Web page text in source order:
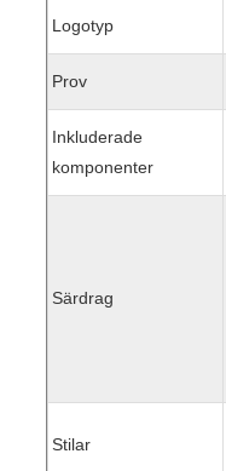
Logotyp
Prov
Inkluderade
komponenter
Särdrag
Stilar